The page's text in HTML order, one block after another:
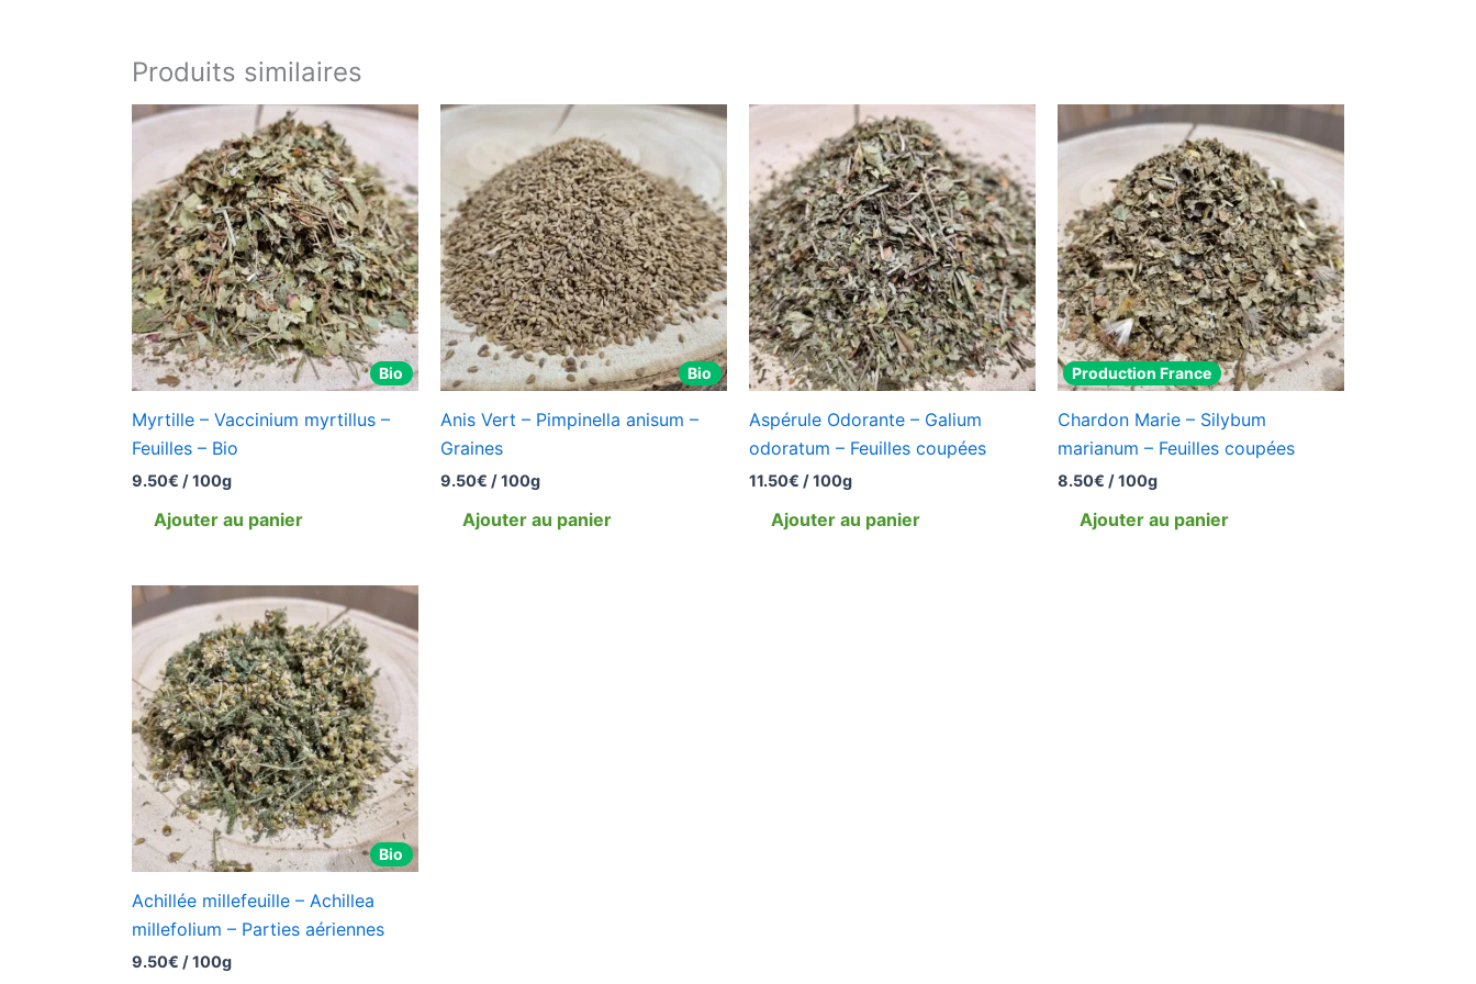
Produits similaires
Bio
Myrtille – Vaccinium myrtillus –
Feuilles – Bio
9.50€ / 100g
Ajouter au panier
Bio
Anis Vert – Pimpinella anisum –
Graines
9.50€ / 100g
Ajouter au panier
Aspérule Odorante – Galium
odoratum – Feuilles coupées
11.50€ / 100g
Ajouter au panier
Production France
Chardon Marie – Silybum
marianum – Feuilles coupées
8.50€ / 100g
Ajouter au panier
Bio
Achillée millefeuille – Achillea
millefolium – Parties aériennes
9.50€ / 100g